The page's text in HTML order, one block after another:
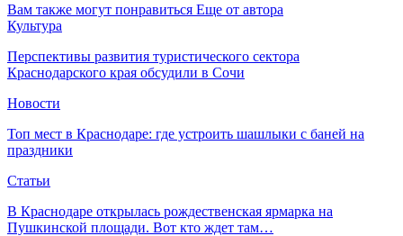
Вам также могут понравиться Еще от автора
Культура
Перспективы развития туристического сектора
Краснодарского края обсудили в Сочи
Новости
Топ мест в Краснодаре: где устроить шашлыки с баней на
праздники
Статьи
В Краснодаре открылась рождественская ярмарка на
Пушкинской площади. Вот кто ждет там…